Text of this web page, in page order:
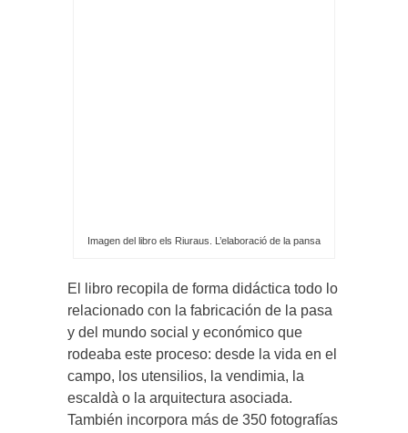
Imagen del libro els Riuraus. L’elaboració de la pansa
El libro recopila de forma didáctica todo lo
relacionado con la fabricación de la pasa
y del mundo social y económico que
rodeaba este proceso: desde la vida en el
campo, los utensilios, la vendimia, la
escaldà o la arquitectura asociada.
También incorpora más de 350 fotografías